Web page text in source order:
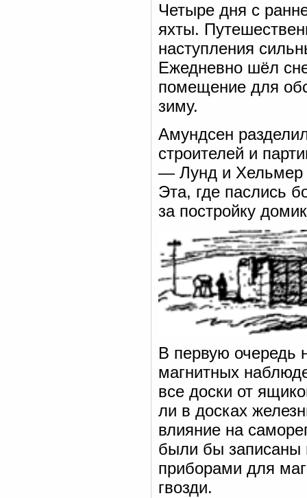
Четыре дня с
яхты.
наступления
Ежедневно шёл
помещение для
зиму.
Амундсен
строителей и
— Лунд и Хельмер
Эта, где паслись
за постройку
В первую очередь
магнитных
все доски от
ли в досках
влияние на
были бы записаны
приборами для
гвозди.